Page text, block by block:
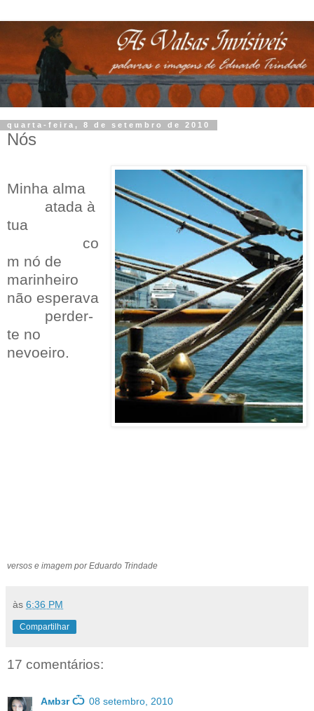
quarta-feira, 8 de setembro de 2010
Nós
Minha alma
atada à
tua
co
m nó de
marinheiro
não esperava
perder-
te no
nevoeiro.
versos e imagem por Eduardo Trindade
às 6:36 PM
Compartilhar
17 comentários:
Aмbзr Ѽ 08 setembro, 2010